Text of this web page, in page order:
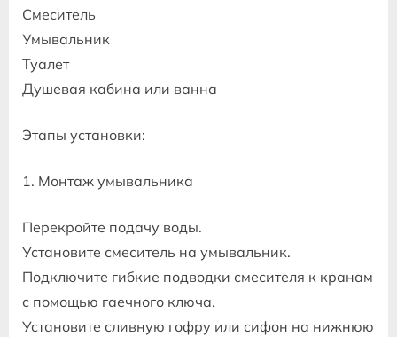
Смеситель
Умывальник
Туалет
Душевая кабина или ванна
Этапы установки:
1. Монтаж умывальника
Перекройте подачу воды.
Установите смеситель на умывальник.
Подключите гибкие подводки смесителя к кранам
с помощью гаечного ключа.
Установите сливную гофру или сифон на нижнюю